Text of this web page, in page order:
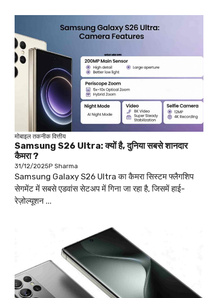
मोबाइल तकनीक वित्तीय
Samsung S26 Ultra: क्यों है, दुनिया सबसे शानदार
कैमरा ?
31/12/2025P Sharma
Samsung Galaxy S26 Ultra का कैमरा सिस्टम फ्लैगशिप
सेगमेंट में सबसे एडवांस सेटअप में गिना जा रहा है, जिसमें हाई-
रेज़ोल्यूशन ...